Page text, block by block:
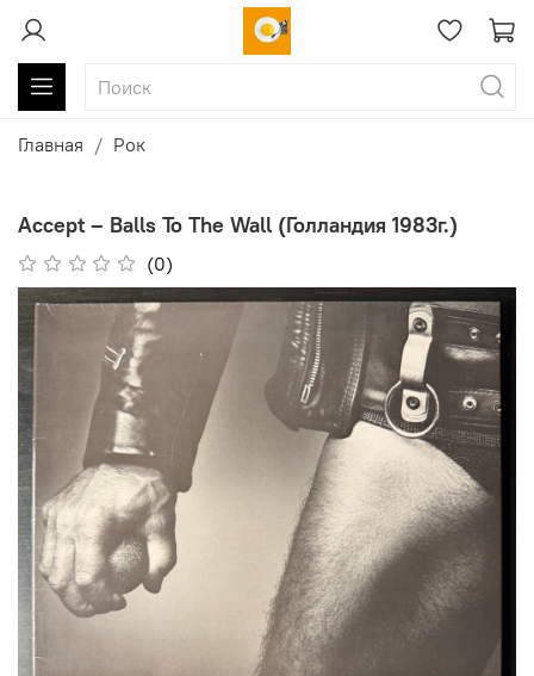
Главная Рок
Accept ‎– Balls To The Wall (Голландия 1983г.)
(0)